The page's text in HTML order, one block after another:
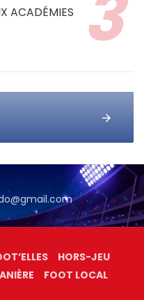
ACADÉMIES
HORS-JEU
FOOT LOCAL